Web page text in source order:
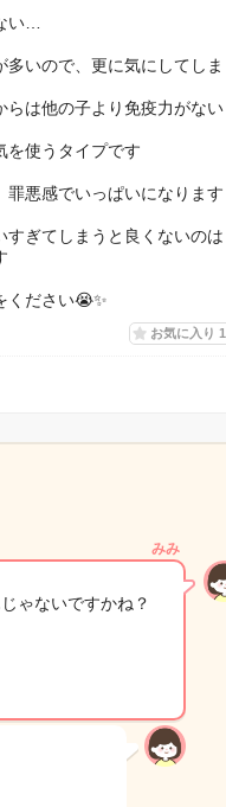
い…
いので、更に気にしてしま
らは他の子より免疫力がない
を使うタイプです
悪感でいっぱいになります
すぎてしまうと良くないのは
ください😭✨
お気に入り 1
みみ
ゃないですかね？